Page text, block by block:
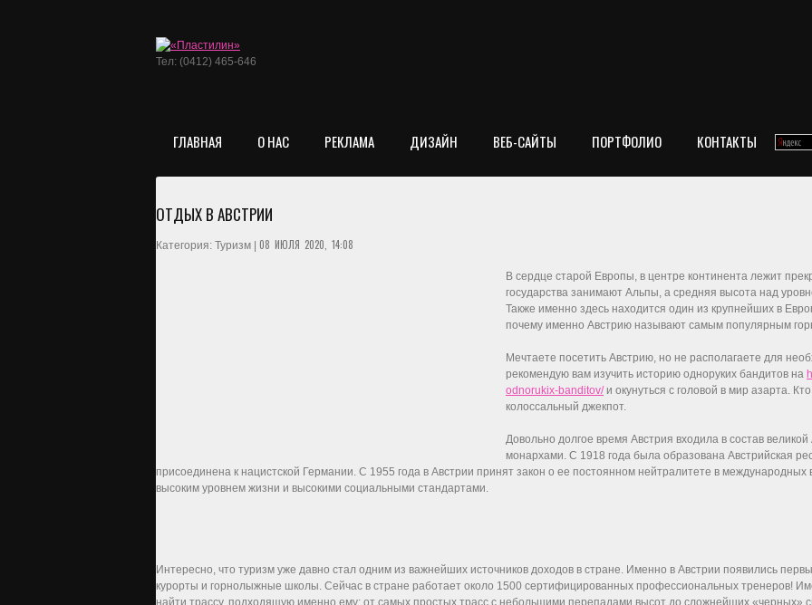
Тел: (0412) 465-646
ГЛАВНАЯ О НАС РЕКЛАМА ДИЗАЙН ВЕБ-САЙТЫ ПОРТФОЛИО КОНТАКТЫ
ОТДЫХ В АВСТРИИ
Категория: Туризм | 08 ИЮЛЯ 2020, 14:08
В сердце старой Европы, в центре континента лежит
государства занимают Альпы, а средняя высота над
Также именно здесь находится один из крупнейших в
почему именно Австрию называют самым популярным
Мечтаете посетить Австрию, но не располагаете для
рекомендую вам изучить историю одноруких бандитов на
odnorukix-banditov/и окунуться с головой в мир азарта.
колоссальный джекпот.
Довольно долгое время Австрия входила в состав
монархами. С 1918 года была образована Австрийская
присоединена к нацистской Германии. С 1955 года в Австрии принят закон о ее постоянном нейтралитете в
высоким уровнем жизни и высокими социальными стандартами.
Интересно, что туризм уже давно стал одним из важнейших источников доходов в стране. Именно в Австрии появились
курорты и горнолыжные школы. Сейчас в стране работает около 1500 сертифицированных профессиональных тренеров!
найти трассу, подходящую именно ему: от самых простых трасс с небольшими перепадами высот до сложнейших «черных»